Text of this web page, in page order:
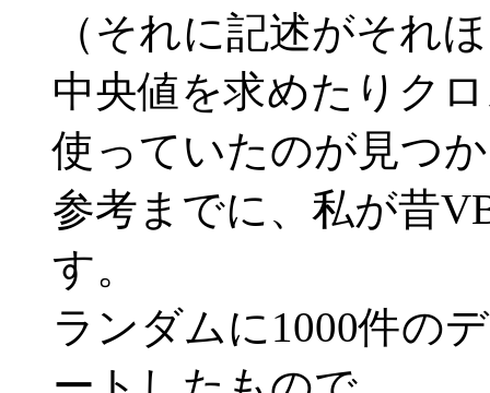
（それに記述がそれ
中央値を求めたりク
使っていたのが見つ
参考までに、私が昔
す。
ランダムに1000件の